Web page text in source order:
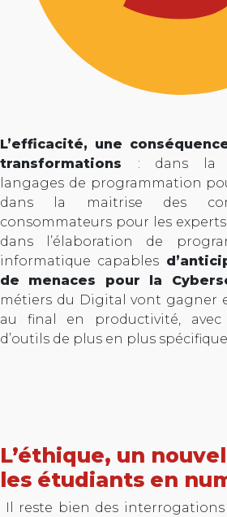
L’efficacité, une
transformations : dans la
langages de programmation
dans la maitrise des
consommateurs pour les
dans l’élaboration de
informatique capables
de menaces pour la
métiers du Digital vont gagner
au final en productivité, avec
d’outils de plus en plus
L’éthique, un
les étudiants en
Il reste bien des interrogations